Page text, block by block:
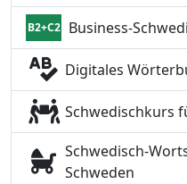
B2+C2 Business-
Digitales
Schwedischkurs
Schwedisch-
Schweden